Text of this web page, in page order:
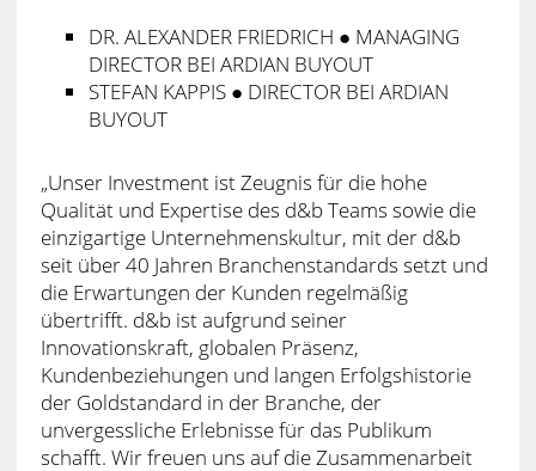
DR. ALEXANDER FRIEDRICH ● MANAGING
DIRECTOR BEI ARDIAN BUYOUT
STEFAN KAPPIS ● DIRECTOR BEI ARDIAN
BUYOUT
„Unser Investment ist Zeugnis für die hohe
Qualität und Expertise des d&b Teams sowie die
einzigartige Unternehmenskultur, mit der d&b
seit über 40 Jahren Branchenstandards setzt und
die Erwartungen der Kunden regelmäßig
übertrifft. d&b ist aufgrund seiner
Innovationskraft, globalen Präsenz,
Kundenbeziehungen und langen Erfolgshistorie
der Goldstandard in der Branche, der
unvergessliche Erlebnisse für das Publikum
schafft. Wir freuen uns auf die Zusammenarbeit